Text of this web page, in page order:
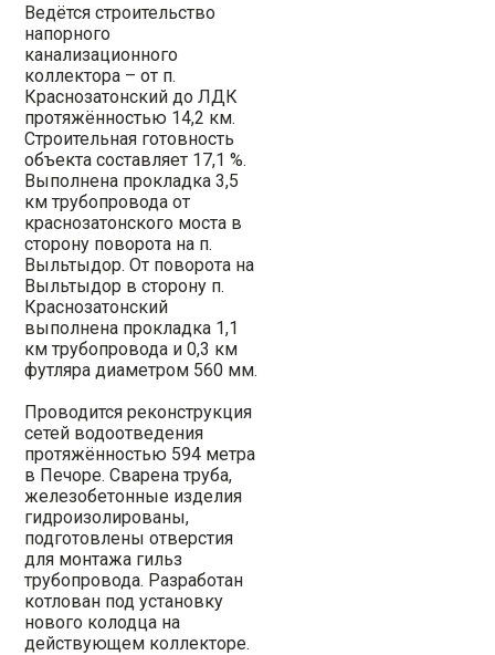
Ведётся строительство
напорного
канализационного
коллектора – от п.
Краснозатонский до ЛДК
протяжённостью 14,2 км.
Строительная готовность
объекта составляет 17,1 %.
Выполнена прокладка 3,5
км трубопровода от
краснозатонского моста в
сторону поворота на п.
Выльтыдор. От поворота на
Выльтыдор в сторону п.
Краснозатонский
выполнена прокладка 1,1
км трубопровода и 0,3 км
футляра диаметром 560 мм.
Проводится реконструкция
сетей водоотведения
протяжённостью 594 метра
в Печоре. Сварена труба,
железобетонные изделия
гидроизолированы,
подготовлены отверстия
для монтажа гильз
трубопровода. Разработан
котлован под установку
нового колодца на
действующем коллекторе.